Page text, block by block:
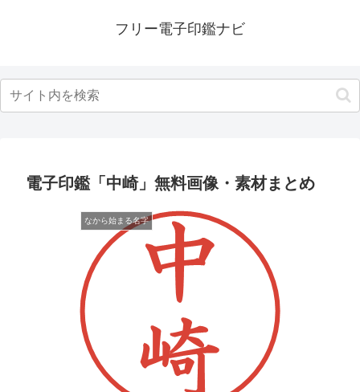
フリー電子印鑑ナビ
電子印鑑「中崎」無料画像・素材まとめ
なから始まる名字